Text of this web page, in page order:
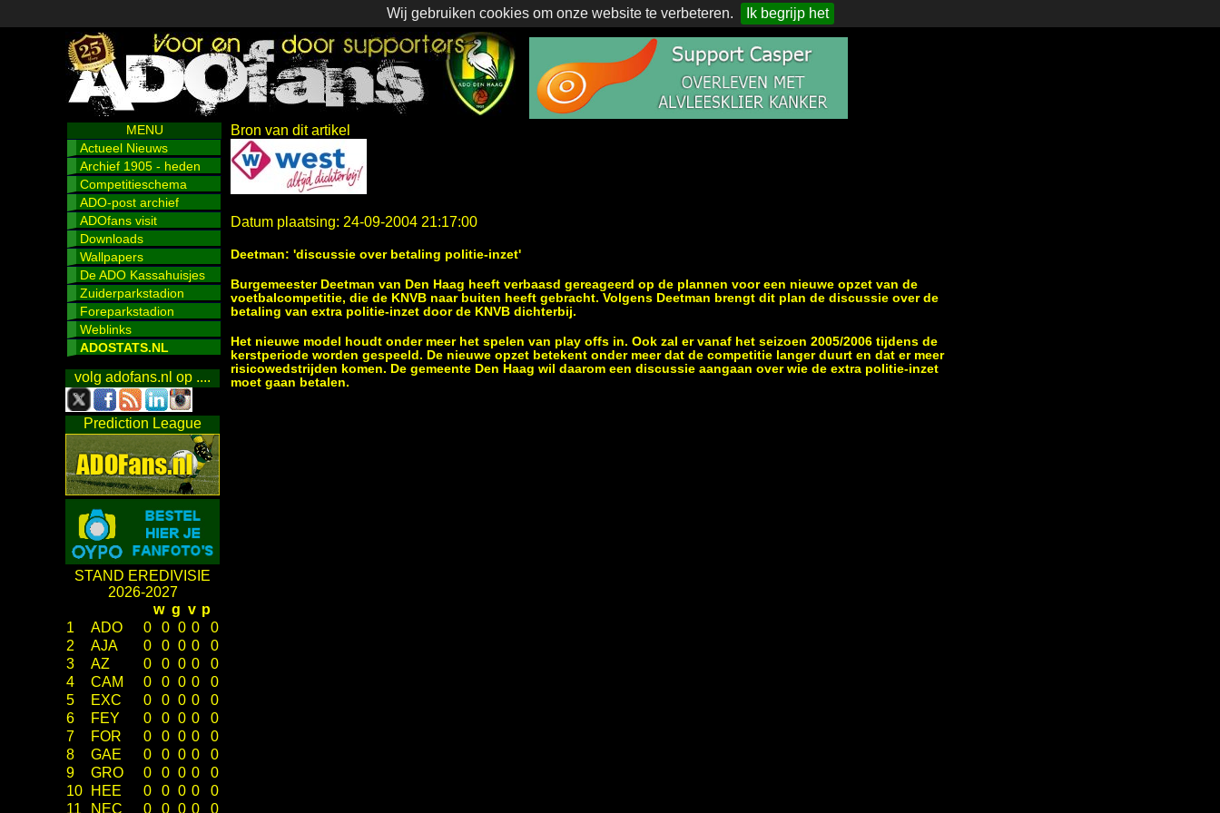
Wij gebruiken cookies om onze website te verbeteren. Ik begrijp het
MENU
Actueel Nieuws
Archief 1905 - heden
Competitieschema
ADO-post archief
ADOfans visit
Downloads
Wallpapers
De ADO Kassahuisjes
Zuiderparkstadion
Foreparkstadion
Weblinks
ADOSTATS.NL
volg adofans.nl op ....
Prediction League
STAND EREDIVISIE
2026-2027
w g v p
1
ADO 0 0 0 0
0
2
AJA 0 0 0 0
0
3
AZ 0 0 0 0
0
4
CAM 0 0 0 0
0
5
EXC 0 0 0 0
0
6
FEY 0 0 0 0
0
7
FOR 0 0 0 0
0
8
GAE 0 0 0 0
0
9
GRO 0 0 0 0
0
10
HEE 0 0 0 0
0
11
NEC 0 0 0 0 0
Bron van dit artikel
Datum plaatsing: 24-09-2004 21:17:00
Deetman: 'discussie over betaling politie-inzet'
Burgemeester Deetman van Den Haag heeft verbaasd gereageerd op de plannen voor een nieuwe opzet van de
voetbalcompetitie, die de KNVB naar buiten heeft gebracht. Volgens Deetman brengt dit plan de discussie over de
betaling van extra politie-inzet door de KNVB dichterbij.
Het nieuwe model houdt onder meer het spelen van play offs in. Ook zal er vanaf het seizoen 2005/2006 tijdens de
kerstperiode worden gespeeld. De nieuwe opzet betekent onder meer dat de competitie langer duurt en dat er meer
risicowedstrijden komen. De gemeente Den Haag wil daarom een discussie aangaan over wie de extra politie-inzet
moet gaan betalen.